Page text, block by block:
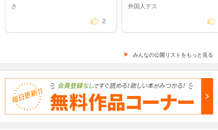
さ
2
外国人デス
みんなの公開リストをもっと見る